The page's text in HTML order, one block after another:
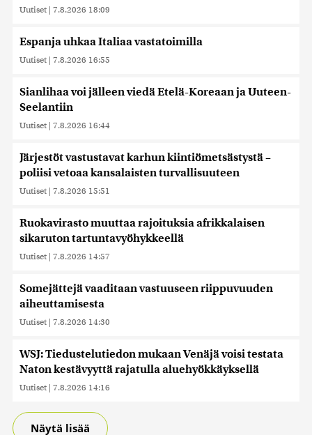
Uutiset | 7.8.2026 18:09
Espanja uhkaa Italiaa vastatoimilla
Uutiset | 7.8.2026 16:55
Sianlihaa voi jälleen viedä Etelä-Koreaan ja Uuteen-
Seelantiin
Uutiset | 7.8.2026 16:44
Järjestöt vastustavat karhun kiintiömetsästystä –
poliisi vetoaa kansalaisten turvallisuuteen
Uutiset | 7.8.2026 15:51
Ruokavirasto muuttaa rajoituksia afrikkalaisen
sikaruton tartuntavyöhykkeellä
Uutiset | 7.8.2026 14:57
Somejättejä vaaditaan vastuuseen riippuvuuden
aiheuttamisesta
Uutiset | 7.8.2026 14:30
WSJ: Tiedustelutiedon mukaan Venäjä voisi testata
Naton kestävyyttä rajatulla aluehyökkäyksellä
Uutiset | 7.8.2026 14:16
Näytä lisää